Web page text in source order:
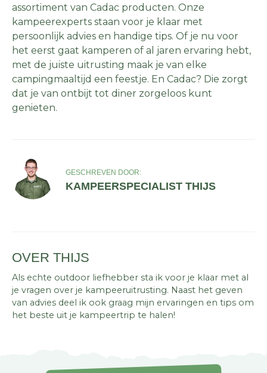
assortiment van Cadac producten. Onze
kampeerexperts staan voor je klaar met
persoonlijk advies en handige tips. Of je nu voor
het eerst gaat kamperen of al jaren ervaring hebt,
met de juiste uitrusting maak je van elke
campingmaaltijd een feestje. En Cadac? Die zorgt
dat je van ontbijt tot diner zorgeloos kunt
genieten.
GESCHREVEN DOOR:
KAMPEERSPECIALIST THIJS
OVER THIJS
Als echte outdoor liefhebber sta ik voor je klaar met al
je vragen over je kampeeruitrusting. Naast het geven
van advies deel ik ook graag mijn ervaringen en tips om
het beste uit je kampeertrip te halen!